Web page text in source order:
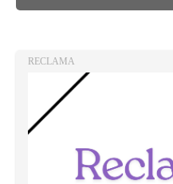
RECLAMA